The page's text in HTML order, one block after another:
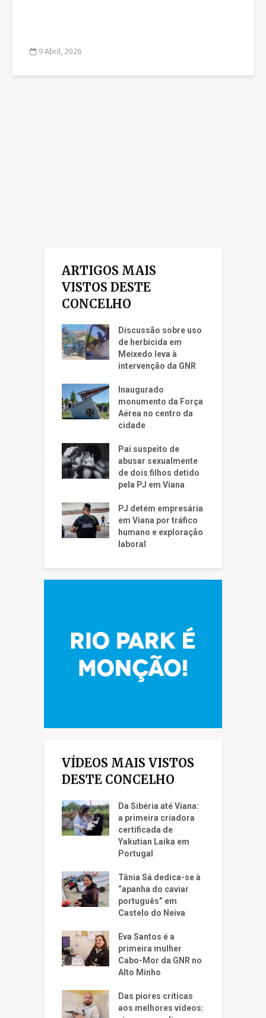
9 Abril, 2026
ARTIGOS MAIS
VISTOS DESTE
CONCELHO
Discussão sobre uso
de herbicida em
Meixedo leva à
intervenção da GNR
Inaugurado
monumento da Força
Aérea no centro da
cidade
Pai suspeito de
abusar sexualmente
de dois filhos detido
pela PJ em Viana
PJ detém empresária
em Viana por tráfico
humano e exploração
laboral
VÍDEOS MAIS VISTOS
DESTE CONCELHO
Da Sibéria até Viana:
a primeira criadora
certificada de
Yakutian Laika em
Portugal
Tânia Sá dedica-se à
“apanha do caviar
português” em
Castelo do Neiva
Eva Santos é a
primeira mulher
Cabo-Mor da GNR no
Alto Minho
Das piores críticas
aos melhores vídeos: